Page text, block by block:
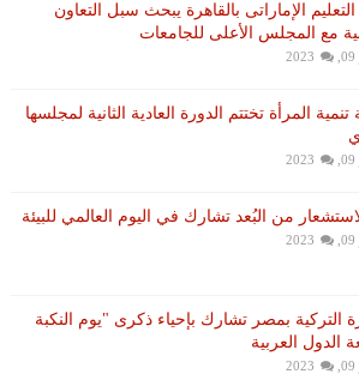
الإماراتى بالقاهرة يبحث سبل التعاون
مع المجلس الأعلى للجامعات
المرأة تختتم الدورة العادية الثانية لمجلسها
من البُعد تشارك في اليوم العالمي للبيئة
التركية بمصر تشارك بإحياء ذكرى "يوم النكبة
الدول العربية